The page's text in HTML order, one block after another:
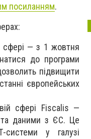
посиланням.
сфері — з 1 жовтня
до програми
підвищити
європейських
сфері Fiscalis —
та даними з ЄС. Це
системи у галузі